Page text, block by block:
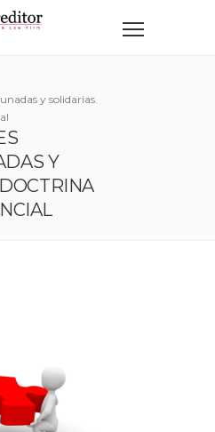
y solidarias.
Y